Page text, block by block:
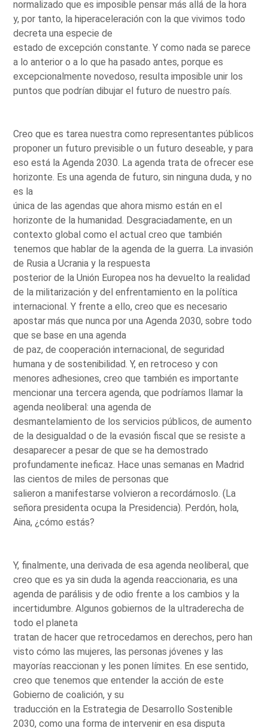
normalizado que es imposible pensar más allá de la hora
y, por tanto, la hiperaceleración con la que vivimos todo
decreta una especie de
estado de excepción constante. Y como nada se parece
a lo anterior o a lo que ha pasado antes, porque es
excepcionalmente novedoso, resulta imposible unir los
puntos que podrían dibujar el futuro de nuestro país.
Creo que es tarea nuestra como representantes públicos
proponer un futuro previsible o un futuro deseable, y para
eso está la Agenda 2030. La agenda trata de ofrecer ese
horizonte. Es una agenda de futuro, sin ninguna duda, y no
es la
única de las agendas que ahora mismo están en el
horizonte de la humanidad. Desgraciadamente, en un
contexto global como el actual creo que también
tenemos que hablar de la agenda de la guerra. La invasión
de Rusia a Ucrania y la respuesta
posterior de la Unión Europea nos ha devuelto la realidad
de la militarización y del enfrentamiento en la política
internacional. Y frente a ello, creo que es necesario
apostar más que nunca por una Agenda 2030, sobre todo
que se base en una agenda
de paz, de cooperación internacional, de seguridad
humana y de sostenibilidad. Y, en retroceso y con
menores adhesiones, creo que también es importante
mencionar una tercera agenda, que podríamos llamar la
agenda neoliberal: una agenda de
desmantelamiento de los servicios públicos, de aumento
de la desigualdad o de la evasión fiscal que se resiste a
desaparecer a pesar de que se ha demostrado
profundamente ineficaz. Hace unas semanas en Madrid
las cientos de miles de personas que
salieron a manifestarse volvieron a recordárnoslo. (La
señora presidenta ocupa la Presidencia). Perdón, hola,
Aina, ¿cómo estás?
Y, finalmente, una derivada de esa agenda neoliberal, que
creo que es ya sin duda la agenda reaccionaria, es una
agenda de parálisis y de odio frente a los cambios y la
incertidumbre. Algunos gobiernos de la ultraderecha de
todo el planeta
tratan de hacer que retrocedamos en derechos, pero han
visto cómo las mujeres, las personas jóvenes y las
mayorías reaccionan y les ponen límites. En ese sentido,
creo que tenemos que entender la acción de este
Gobierno de coalición, y su
traducción en la Estrategia de Desarrollo Sostenible
2030, como una forma de intervenir en esa disputa